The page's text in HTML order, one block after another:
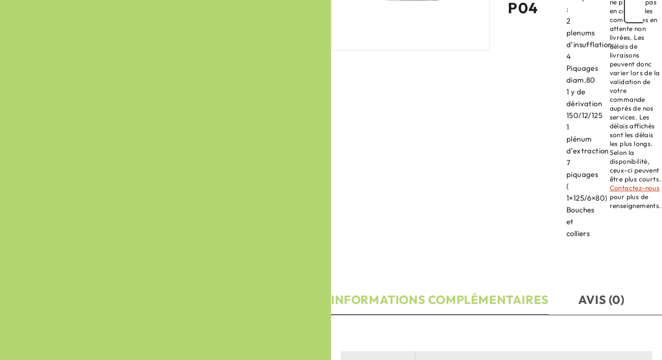
P04
:
2
plenums
d’insufflation
4
Piquages
diam.80
1 y de
dérivation
150/12/125
1
plénum
d’extraction
7
piquages
(
1×125/6×80)
Bouches
et
colliers
ne prenant pas
en compte les
commandes en
attente non
livrées. Les
délais de
livraisons
peuvent donc
varier lors de la
validation de
votre
commande
auprès de nos
services. Les
délais affichés
sont les délais
les plus longs.
Selon la
disponibilité,
ceux-ci peuvent
être plus courts.
Contactez-nous
pour plus de
renseignements.
INFORMATIONS COMPLÉMENTAIRES AVIS (0)